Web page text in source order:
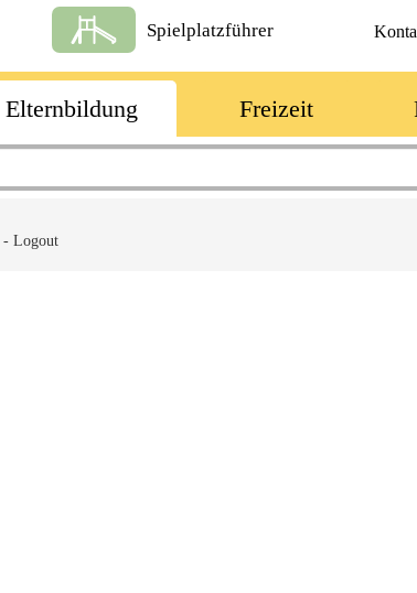
Spielplatzführer
Elternbildung Freizeit
- Logout